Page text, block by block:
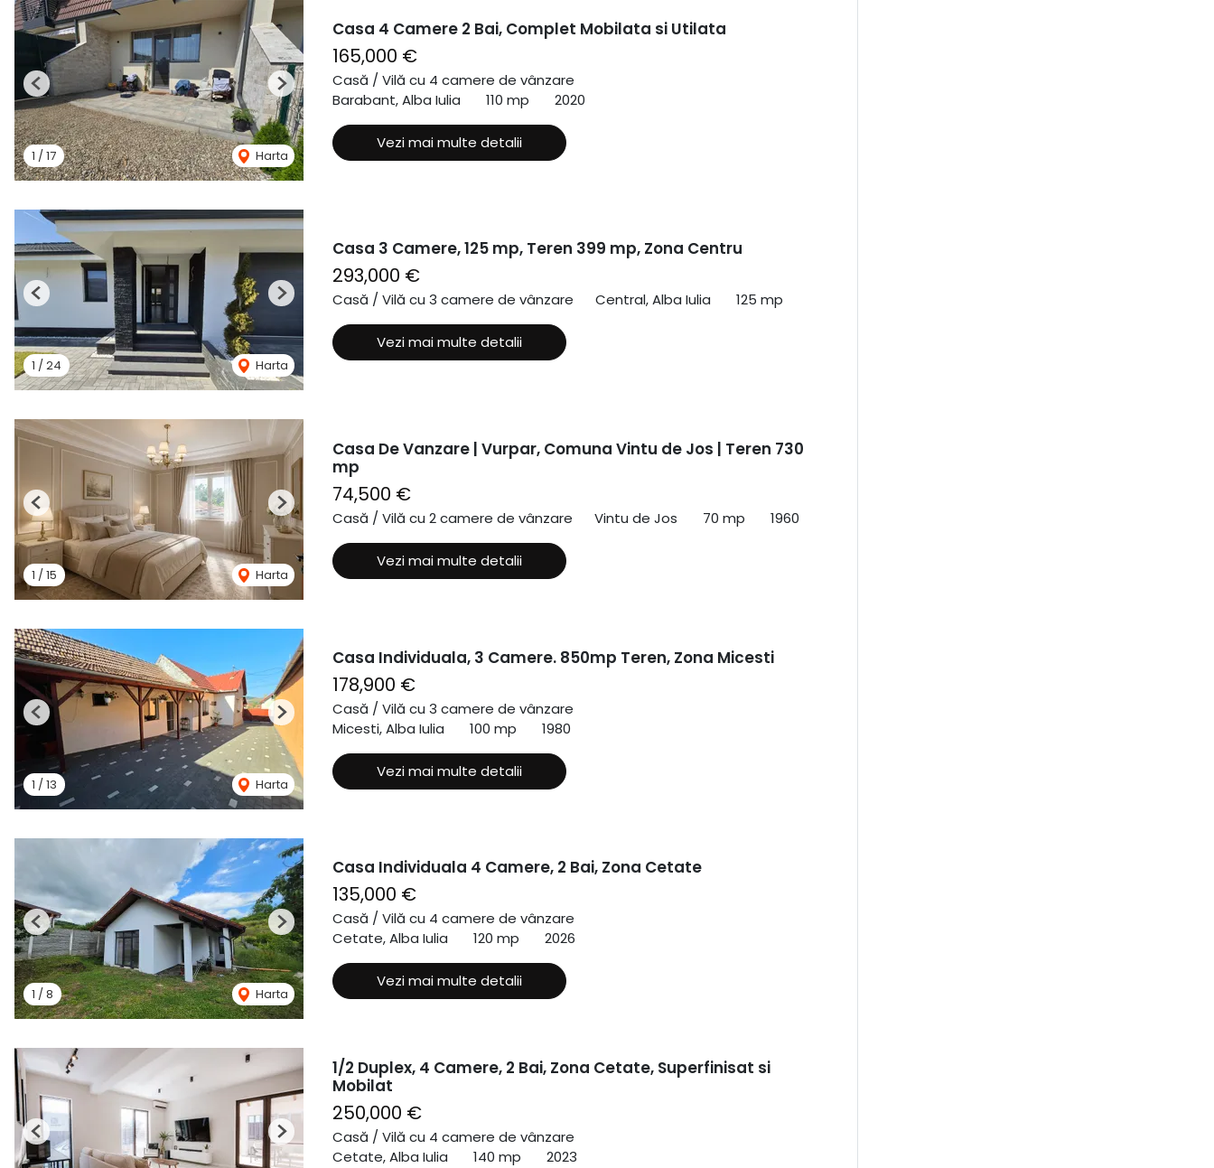
1 /17 Harta
Previous Next
Casa 4 Camere 2 Bai, Complet Mobilata si Utilata
165,000 €
Casă / Vilă cu 4 camere de vânzare
Barabant, Alba Iulia
110 mp 2020
Vezi mai multe detalii
1 /24 Harta
Previous Next
Casa 3 Camere, 125 mp, Teren 399 mp, Zona Centru
293,000 €
Casă / Vilă cu 3 camere de vânzare Central, Alba Iulia 125 mp
Vezi mai multe detalii
1 /15 Harta
Previous Next
Casa De Vanzare | Vurpar, Comuna Vintu de Jos | Teren 730
mp
74,500 €
Casă / Vilă cu 2 camere de vânzare Vintu de Jos 70 mp 1960
Vezi mai multe detalii
1 /13 Harta
Previous Next
Casa Individuala, 3 Camere. 850mp Teren, Zona Micesti
178,900 €
Casă / Vilă cu 3 camere de vânzare
Micesti, Alba Iulia
100 mp 1980
Vezi mai multe detalii
1 /8 Harta
Previous Next
Casa Individuala 4 Camere, 2 Bai, Zona Cetate
135,000 €
Casă / Vilă cu 4 camere de vânzare
Cetate, Alba Iulia
120 mp 2026
Vezi mai multe detalii
Previous Next
1/2 Duplex, 4 Camere, 2 Bai, Zona Cetate, Superfinisat si
Mobilat
250,000 €
Casă / Vilă cu 4 camere de vânzare
Cetate, Alba Iulia
140 mp 2023